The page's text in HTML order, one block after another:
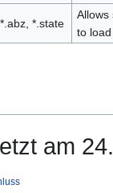
*.abz, *.state
Allows
to
am